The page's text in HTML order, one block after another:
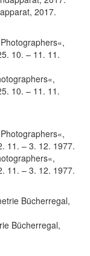
2017.
10. – 11. 11.
11. – 3. 12. 1977.
Bücherregal,